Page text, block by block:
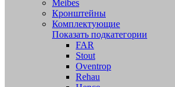
Meibes
Кронштейны
Комплектующие
Показать подкатегории
FAR
Stout
Oventrop
Rehau